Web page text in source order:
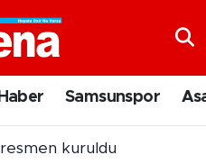
Samsunspor
projesinde üretim başladı